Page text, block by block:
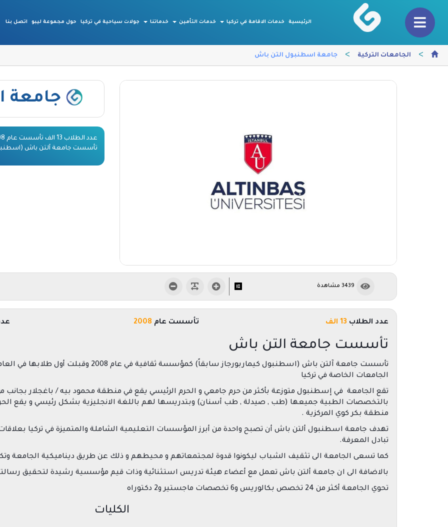
الرئيسية خدمات الاقامة في تركيا خدمات التأمين خدماتنا جولات سياحية في تركيا حول مجموعة ليبو اتصل بنا
> الجامعات التركية > جامعة اسطنبول التن باش
جامعة
تأسست جامعة آلتن باش
3439 مشاهدة
عدد الطلاب 13 الف تأسست عام 2008
تأسست جامعة التن باش
الجامعات الخاصة في تركيا
تقع الجامعة في إسطنبول متوزعة بأكثر من حرم جامعي و الحرم الرئيسي يقع في منطقة محمود بيه / باغجلار بجانب
بالتخصصات الطبية جميعها (طب , صيدلة , طب أسنان) وبتدريسها لهم باللغة الانجليزية بشكل رئيسي و يقع
منطقة بكر كوي المركزية .
تهدف جامعة اسطنبول ألتن باش أن تصبح واحدة من أبرز المؤسسات التعليمية الشاملة والمتميزة في تركيا
تبادل المعرفة.
كما تسعى الجامعة الى تثقيف الشباب ليكونوا قدوة لمجتمعاتهم و محيطهم و ذلك عن طريق ديناميكية الجامعة
بالاضافة الى ان جامعة ألتن باش تعمل مع أعضاء هيئة تدريس استثنائية وذات قيم مؤسسية رشيدة لتحقيق
تحوي الجامعة أكثر من 24 تخصص بكالوريس و6 تخصصات ماجستير و2 دكتوراه
الكليات